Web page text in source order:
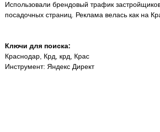
Использовали брендовый трафик
посадочных страниц. Реклама велась как на
Ключи для поиска:
Краснодар, Крд, крд, Крас
Инструмент: Яндекс Директ